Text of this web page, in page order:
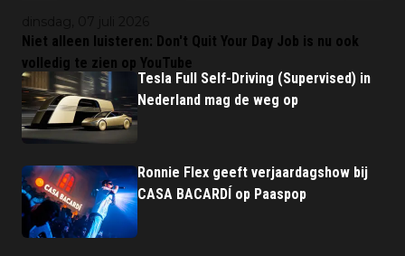
Niet alleen luisteren: Don't Quit Your Day Job is nu ook
volledig te zien op YouTube
Tesla Full Self-Driving (Supervised) in
Nederland mag de weg op
Ronnie Flex geeft verjaardagshow bij
CASA BACARDÍ op Paaspop